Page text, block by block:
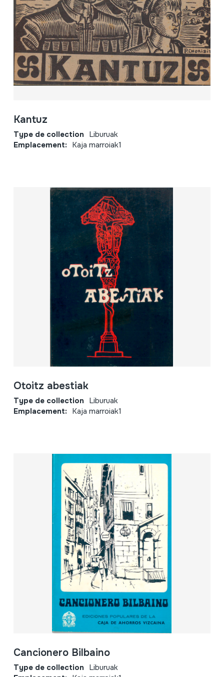
Kantuz
Type de collection Liburuak
Emplacement: Kaja marroiak1
Otoitz abestiak
Type de collection Liburuak
Emplacement: Kaja marroiak1
Cancionero Bilbaino
Type de collection Liburuak